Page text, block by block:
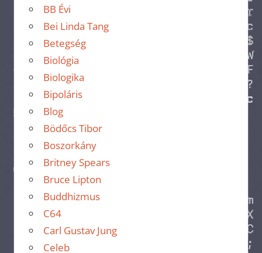
BB Évi
Bei Linda Tang
Betegség
Biológia
Biologika
Bipoláris
Blog
Bödőcs Tibor
Boszorkány
Britney Spears
Bruce Lipton
Buddhizmus
C64
Carl Gustav Jung
Celeb